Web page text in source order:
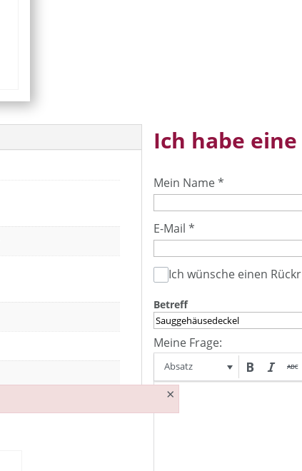
Ich habe
Mein Name*
E-Mail *
Ich wünsche einen
Betreff
Meine Frage:
Absatz
×